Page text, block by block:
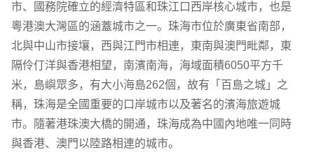
市、國務院確立的經濟特區和珠江口西岸核心城市，也是
粵港澳大灣區的涵蓋城市之一。珠海市位於廣東省南部，
北與中山市接壤，西與江門市相連，東南與澳門毗鄰，東
隔伶仃洋與香港相望，南濱南海，海域面積6050平方千
米，島嶼眾多，有大小海島262個，故有「百島之城」之
稱，珠海是全國重要的口岸城市以及著名的濱海旅遊城
市。隨著港珠澳大橋的開通，珠海成為中國內地唯一同時
與香港、澳門以陸路相連的城市。